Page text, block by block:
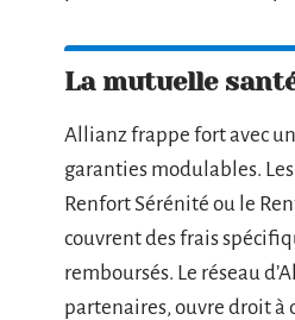
La mutuelle
Allianz frappe fort avec
garanties modulables.
Renfort Sérénité ou le
couvrent des frais
remboursés. Le réseau
partenaires, ouvre droit à